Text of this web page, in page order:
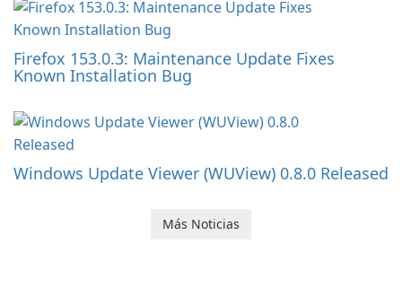
Firefox 153.0.3: Maintenance Update Fixes
Known Installation Bug
Windows Update Viewer (WUView) 0.8.0 Released
Más Noticias